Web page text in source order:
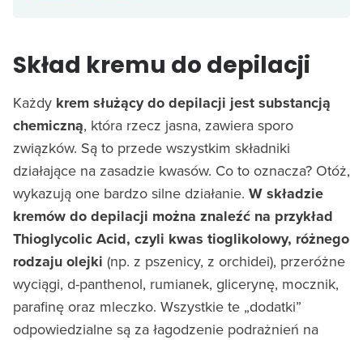
Skład kremu do depilacji
Każdy krem służący do depilacji jest substancją
chemiczną, która rzecz jasna, zawiera sporo
związków. Są to przede wszystkim składniki
działające na zasadzie kwasów. Co to oznacza? Otóż,
wykazują one bardzo silne działanie. W składzie
kremów do depilacji można znaleźć na przykład
Thioglycolic Acid, czyli kwas tioglikolowy, różnego
rodzaju olejki (np. z pszenicy, z orchidei), przeróżne
wyciągi, d-panthenol, rumianek, glicerynę, mocznik,
parafinę oraz mleczko. Wszystkie te „dodatki”
odpowiedzialne są za łagodzenie podrażnień na